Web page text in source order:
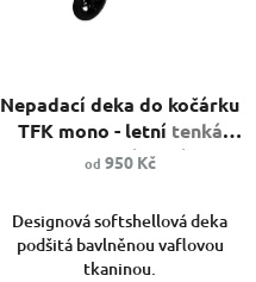
hodnocení
produktu
je
5,0
5
hvězdiček.
Nepadací deka do kočárku
TFK mono - letní tenká
deka pro letní projížďky
od 950 Kč
Designová softshellová deka
podšitá bavlněnou vaflovou
tkaninou.